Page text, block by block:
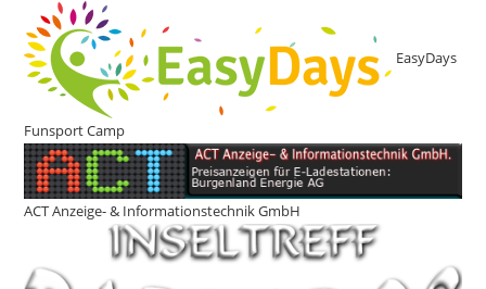
EasyDays
Funsport Camp
ACT Anzeige- & Informationstechnik GmbH